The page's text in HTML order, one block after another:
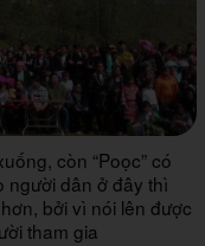
còn “Poọc” có
người dân ở đây thì
bởi vì nói lên được
tham gia